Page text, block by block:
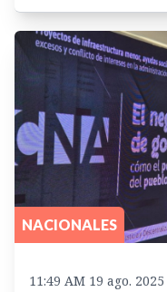
NACIONALES
11:49 AM 19 ago. 2025